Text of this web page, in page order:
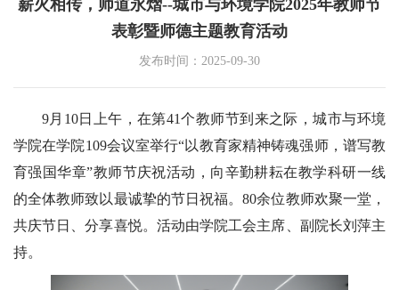
薪火相传，师道永熠--城市与环境学院2025年教师节
表彰暨师德主题教育活动
发布时间：2025-09-30
9月10日上午，在第41个教师节到来之际，城市与环境
学院在学院109会议室举行“以教育家精神铸魂强师，谱写教
育强国华章”教师节庆祝活动，向辛勤耕耘在教学科研一线
的全体教师致以最诚挚的节日祝福。80余位教师欢聚一堂，
共庆节日、分享喜悦。活动由学院工会主席、副院长刘萍主
持。